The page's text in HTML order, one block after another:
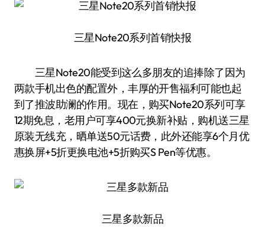
三星Note20系列首销快报
三星Note20能受到这么多朋友的追捧除了因为
两款手机出色的配置外，丰厚的开售福利可能也起
到了推波助澜的作用。现在，购买Note20系列可享
12期免息，老用户可享400元换新补贴，购机送三星
原装无线充，晒单送50元话费，此外还能享6个月优
惠换屏+5折更换电池+5折购买S Pen等优惠。
三星多款新品